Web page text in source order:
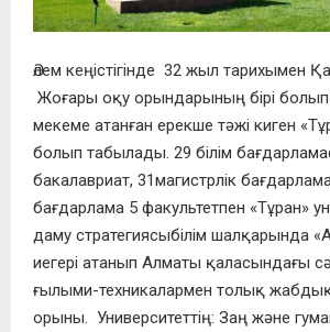
Әлем кеңістігінде 32 жыл тарихымен
Жоғары оқу орындарының бірі
мекеме атанған ерекше тәжі киген
болып табылады. 29 білім
бакалавриат, 31магистрлік
бағдарлама 5 факультетпен «Тұран»
даму стратегиясыбілім шалқарында
иегері атанып Алматы қаласындағы
ғылыми-техникалармен толық
орыны. Университеттің: Заң және